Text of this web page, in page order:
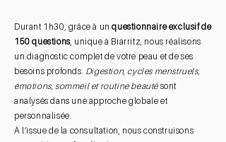
Durant 1h30, grâce à unquestionnaire exclusif de
150 questions, unique à Biarritz, nous réalisons
un diagnostic complet de votre peau et de ses
besoins profonds. Digestion, cycles menstruels,
émotions, sommeil et routine beauté sont
analysés dans une approche globale et
personnalisée.
À l’issue de la consultation, nous construisons